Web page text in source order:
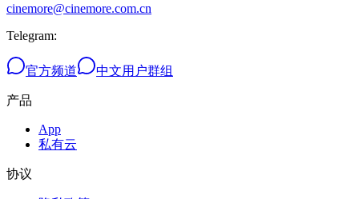
cinemore@cinemore.com.cn
Telegram:
官方频道 中文用户群组
产品
App
私有云
协议